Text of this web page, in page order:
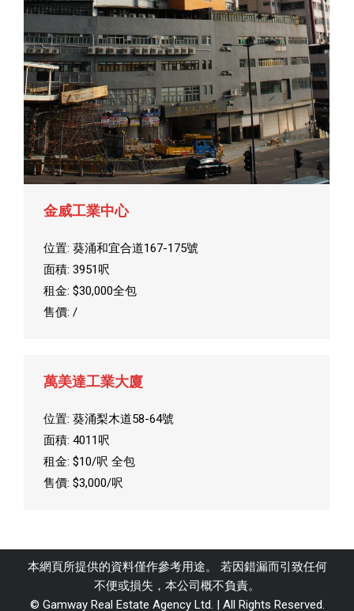
金威工業中心
位置: 葵涌和宜合道167-175號
面積: 3951呎
租金: $30,000全包
售價: /
萬美達工業大廈
位置: 葵涌梨木道58-64號
面積: 4011呎
租金: $10/呎 全包
售價: $3,000/呎
本網頁所提供的資料僅作參考用途。 若因錯漏而引致任何
不便或損失，本公司概不負責。
© Gamway Real Estate Agency Ltd. | All Rights Reserved.